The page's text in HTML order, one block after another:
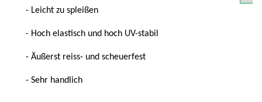
- Leicht zu spleißen
- Hoch elastisch und hoch UV-stabil
- Äußerst reiss- und scheuerfest
- Sehr handlich